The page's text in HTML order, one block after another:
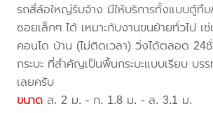
รถสี่ล้อใหญ่รับจ้าง มีให้บริการทั้งแบบตู้ทึบ
ซอยเล็กๆ ได้ เหมาะกับงานขนย้ายทั่วไป
คอนโด บ้าน (ไม่ติดเวลา) วิ่งได้ตลอด 24
กระบะ ที่สำคัญเป็นพื้นกระบะแบบเรียบ บร
เลยครับ
ขนาด ส. 2 ม. - ก. 1.8 ม. - ล. 3.1 ม.